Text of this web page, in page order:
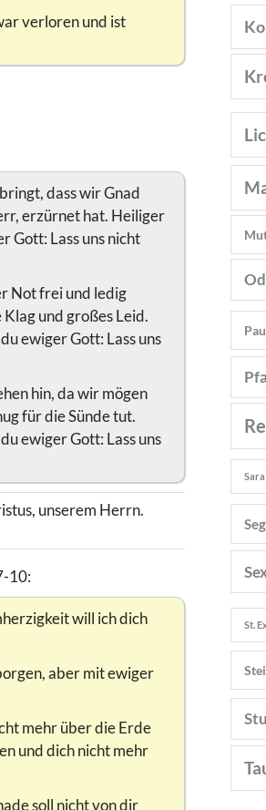
verloren und ist
dass wir Gnad
erzürnet hat. Heiliger
Gott: Lass uns nicht
Not frei und ledig
und großes Leid.
ewiger Gott: Lass uns
hin, da wir mögen
für die Sünde tut.
ewiger Gott: Lass uns
unserem Herrn.
10:
will ich dich
aber mit ewiger
mehr über die Erde
und dich nicht mehr
soll nicht von dir
Sara
St.